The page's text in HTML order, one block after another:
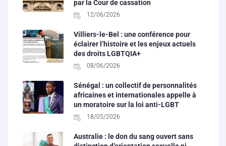
par la Cour de cassation
12/06/2026
Villiers-le-Bel : une conférence pour
éclairer l’histoire et les enjeux actuels
des droits LGBTQIA+
08/06/2026
Sénégal : un collectif de personnalités
africaines et internationales appelle à
un moratoire sur la loi anti-LGBT
18/05/2026
Australie : le don du sang ouvert sans